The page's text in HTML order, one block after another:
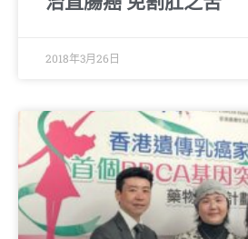
2018年3月26日